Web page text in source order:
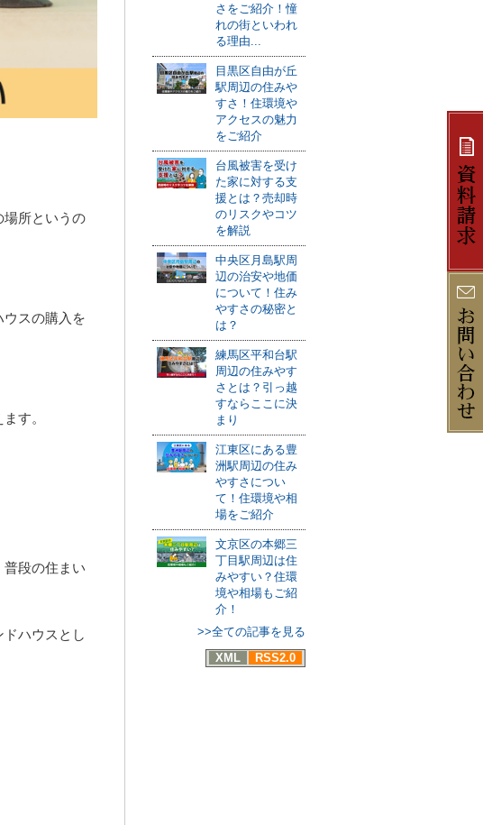
場所というの
スの購入を
す。
段の住まい
ハウスとし
さをご紹介！憧
れの街といわれ
る理由...
目黒区自由が丘
駅周辺の住みや
すさ！住環境や
アクセスの魅力
をご紹介
台風被害を受け
た家に対する支
援とは？売却時
のリスクやコツ
を解説
中央区月島駅周
辺の治安や地価
について！住み
やすさの秘密と
は？
練馬区平和台駅
周辺の住みやす
さとは？引っ越
すならここに決
まり
江東区にある豊
洲駅周辺の住み
やすさについ
て！住環境や相
場をご紹介
文京区の本郷三
丁目駅周辺は住
みやすい？住環
境や相場もご紹
介！
>>全ての記事を見る
XML
RSS2.0